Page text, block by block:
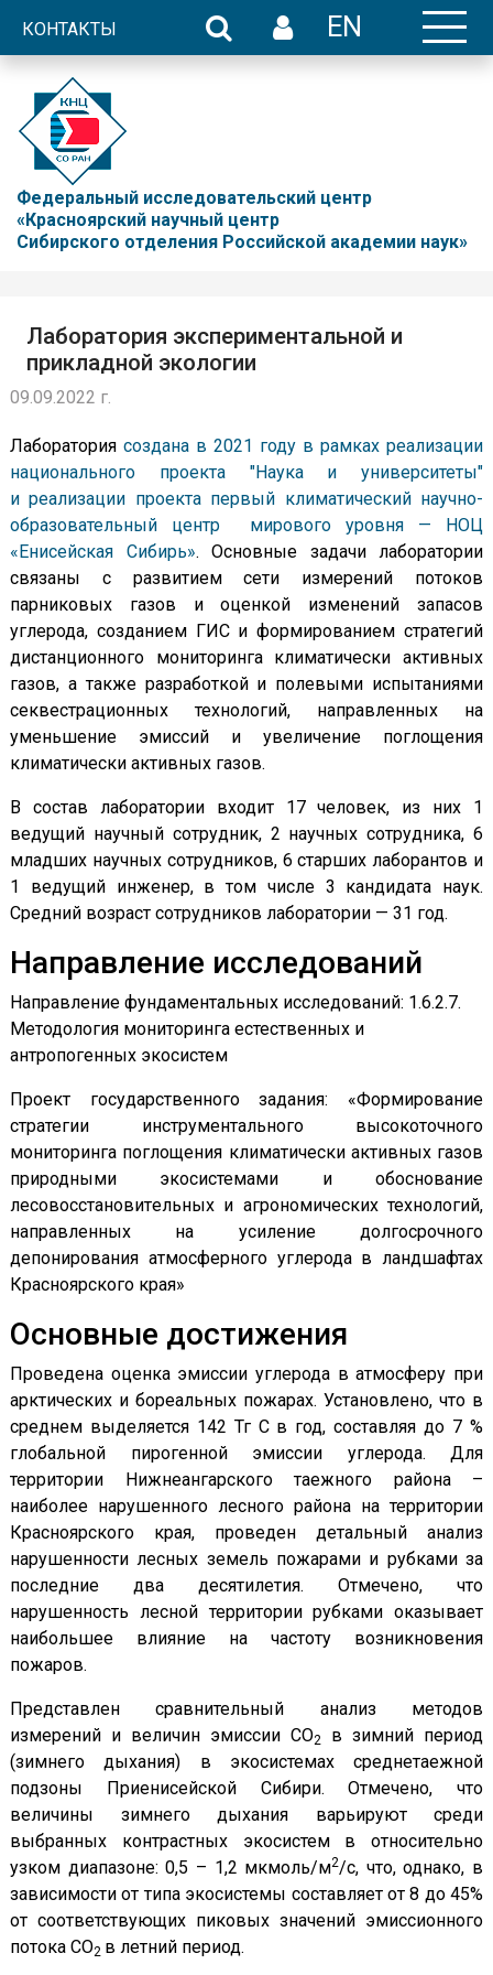
КОНТАКТЫ EN
Федеральный исследовательский центр
«Красноярский научный центр
Сибирского отделения Российской академии наук»
Лаборатория экспериментальной и
прикладной экологии
09.09.2022 г.
Лаборатория создана в 2021 году в рамках реализации
национального проекта "Наука и университеты"
и реализации проекта первый климатический научно-
образовательный центр мирового уровня — НОЦ
«Енисейская Сибирь». Основные задачи лаборатории
связаны с развитием сети измерений потоков
парниковых газов и оценкой изменений запасов
углерода, созданием ГИС и формированием стратегий
дистанционного мониторинга климатически активных
газов, а также разработкой и полевыми испытаниями
секвестрационных технологий, направленных на
уменьшение эмиссий и увеличение поглощения
климатически активных газов.
В состав лаборатории входит 17 человек, из них 1
ведущий научный сотрудник, 2 научных сотрудника, 6
младших научных сотрудников, 6 старших лаборантов и
1 ведущий инженер, в том числе 3 кандидата наук.
Средний возраст сотрудников лаборатории — 31 год.
Направление исследований
Направление фундаментальных исследований: 1.6.2.7.
Методология мониторинга естественных и
антропогенных экосистем
Проект государственного задания: «Формирование
стратегии инструментального высокоточного
мониторинга поглощения климатически активных газов
природными экосистемами и обоснование
лecoвoccтaнoвитeльныx и агрономических технологий,
направленных на усиление долгосрочного
депонирования атмосферного углерода в ландшафтах
Красноярского края»
Основные достижения
Проведена оценка эмиссии углерода в атмосферу при
арктических и бореальных пожарах. Установлено, что в
среднем выделяется 142 Тг C в год, составляя до 7 %
глобальной пирогенной эмиссии углерода. Для
территории Нижнеангарского таежного района –
наиболее нарушенного лесного района на территории
Красноярского края, проведен детальный анализ
нарушенности лесных земель пожарами и рубками за
последние два десятилетия. Отмечено, что
нарушенность лесной территории рубками оказывает
наибольшее влияние на частоту возникновения
пожаров.
Представлен сравнительный анализ методов
измерений и величин эмиссии СО2
в зимний период
(зимнего дыхания) в экосистемах среднетаежной
подзоны Приенисейской Сибири. Отмечено, что
величины зимнего дыхания варьируют среди
выбранных контрастных экосистем в относительно
узком диапазоне: 0,5 – 1,2 мкмоль/м2/с, что, однако, в
зависимости от типа экосистемы составляет от 8 до 45%
от соответствующих пиковых значений эмиссионного
потока СО2 в летний период.